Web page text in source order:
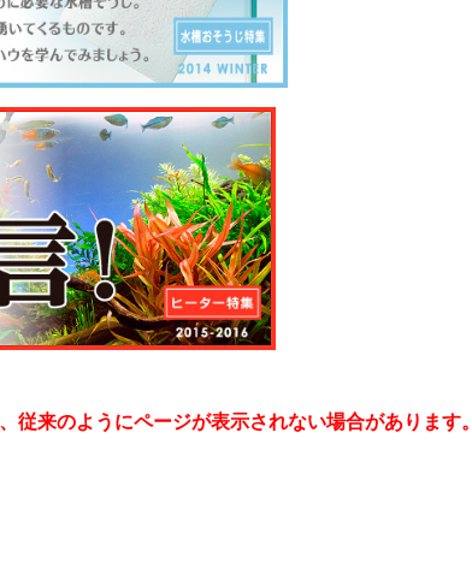
従来のようにページが表示されない場合があります。